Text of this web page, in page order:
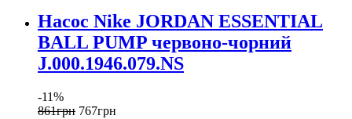
Насос Nike JORDAN ESSENTIAL
BALL PUMP червоно-чорний
J.000.1946.079.NS
-11%
861грн 767грн